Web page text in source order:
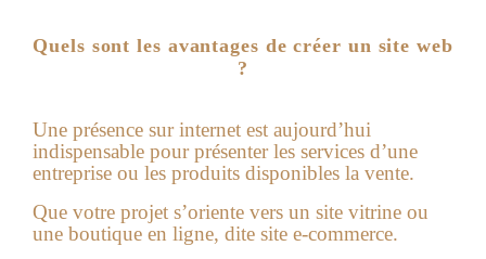
Quels sont les avantages de créer un site web
?
Une présence sur internet est aujourd’hui
indispensable pour présenter les services d’une
entreprise ou les produits disponibles la vente.
Que votre projet s’oriente vers un site vitrine ou
une boutique en ligne, dite site e-commerce.